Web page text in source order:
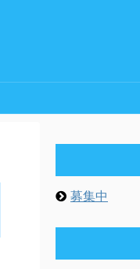
募集中